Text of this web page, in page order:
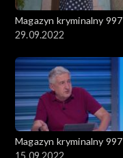
Magazyn kryminalny 997
29.09.2022
Magazyn kryminalny 997
15.09.2022